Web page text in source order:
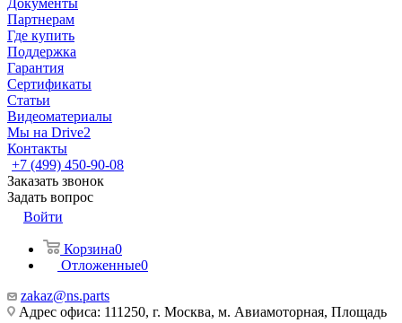
Документы
Партнерам
Где купить
Поддержка
Гарантия
Сертификаты
Статьи
Видеоматериалы
Мы на Drive2
Контакты
+7 (499) 450-90-08
Заказать звонок
Задать вопрос
Войти
Корзина0
Отложенные0
zakaz@ns.parts
Адрес офиса: 111250, г. Москва, м. Авиамоторная, Площадь